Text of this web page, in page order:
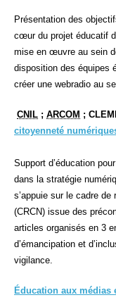
Présentation des
cœur du projet éducatif
mise en œuvre au sein
disposition des équipes
créer une webradio au
CNIL ; ARCOM ; CLEMI
citoyenneté
Support d’éducation
dans la stratégie
s’appuie sur le cadre
(CRCN) issue des
articles organisés en 3
d’émancipation et
vigilance.
Éducation aux médias